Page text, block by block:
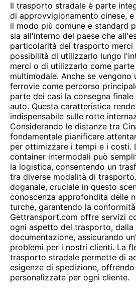
Il trasporto stradale è parte
di approvvigionamento cinese,
il modo più comune e standard
sia all'interno del paese che
particolarità del trasporto merci
possibilità di utilizzarlo lungo
merci o di utilizzarlo come
multimodale. Anche se
ferrovie come percorso
parte dei casi la consegna
auto. Questa caratteristica
indispensabile sulle rotte
Considerando le distanze tra
fondamentale pianificare
per ottimizzare i tempi e i costi.
container intermodali può
la logistica, consentendo un
tra diverse modalità di
doganale, cruciale in questo
conoscenza approfondita delle
turche, garantendo la
Gettransport.com offre servizi
ogni aspetto del trasporto, dalla
documentazione, assicurando
problemi per i nostri clienti. La
trasporto stradale permette di
esigenze di spedizione,
personalizzate per ogni cliente.